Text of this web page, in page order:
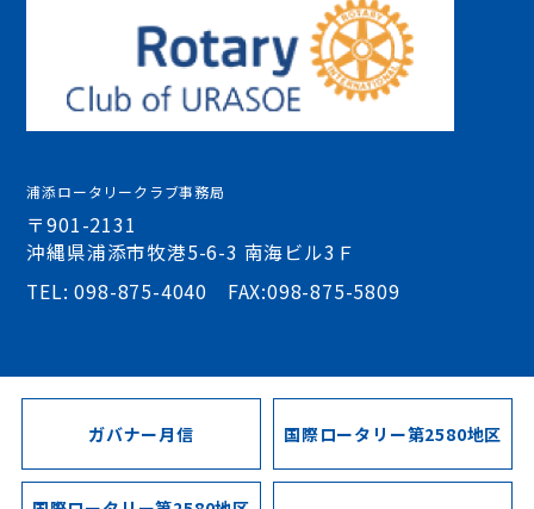
浦添ロータリークラブ事務局
〒901-2131
沖縄県浦添市牧港5-6-3 南海ビル3Ｆ
TEL: 098-875-4040 FAX:098-875-5809
ガバナー月信 国際ロータリー第2580地区